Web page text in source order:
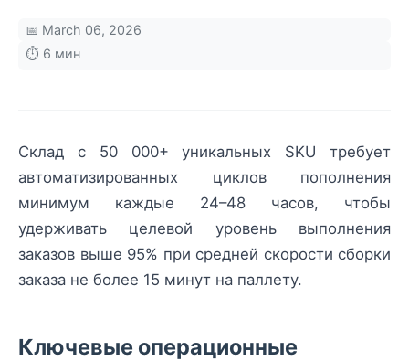
📅 March 06, 2026
⏱️ 6 мин
Склад с 50 000+ уникальных SKU требует
автоматизированных циклов пополнения
минимум каждые 24–48 часов, чтобы
удерживать целевой уровень выполнения
заказов выше 95% при средней скорости сборки
заказа не более 15 минут на паллету.
Ключевые операционные